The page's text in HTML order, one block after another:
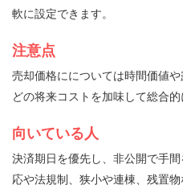
軟に設定できます。
注意点
売却価格にについては時間価値
どの将来コストを加味して総合
向いている人
決済期日を優先し、非公開で手
応や法規制、狭小や連棟、残置